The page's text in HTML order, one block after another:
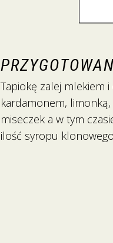
Tapiokę zalej mlekiem
kardamonem,
miseczek a w tym
ilość syropu